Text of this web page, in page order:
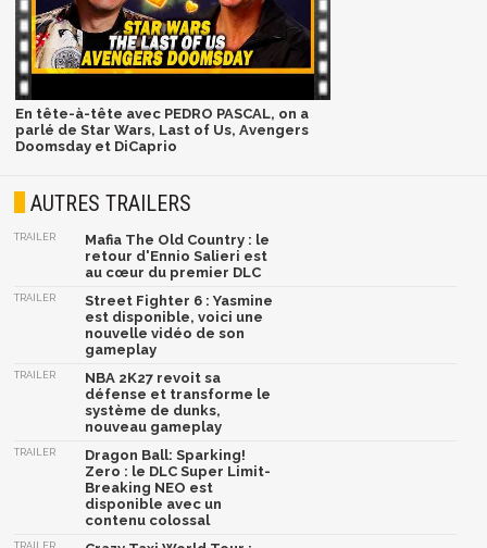
En tête-à-tête avec PEDRO PASCAL, on a
parlé de Star Wars, Last of Us, Avengers
Doomsday et DiCaprio
AUTRES TRAILERS
TRAILER
Mafia The Old Country : le
retour d'Ennio Salieri est
au cœur du premier DLC
TRAILER
Street Fighter 6 : Yasmine
est disponible, voici une
nouvelle vidéo de son
gameplay
TRAILER
NBA 2K27 revoit sa
défense et transforme le
système de dunks,
nouveau gameplay
TRAILER
Dragon Ball: Sparking!
Zero : le DLC Super Limit-
Breaking NEO est
disponible avec un
contenu colossal
TRAILER